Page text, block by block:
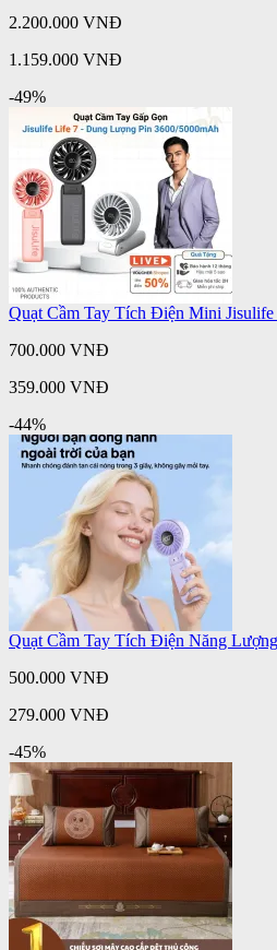
2.200.000 VNĐ
1.159.000 VNĐ
-49%
Quạt Cầm Tay Tích Điện Mini
700.000 VNĐ
359.000 VNĐ
-44%
Quạt Cầm Tay Tích Điện Năng
500.000 VNĐ
279.000 VNĐ
-45%